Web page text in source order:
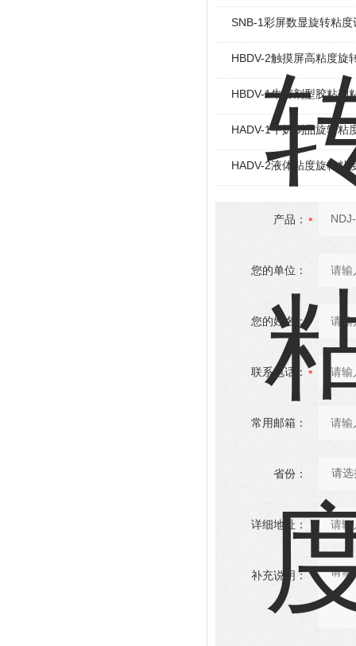
SNB-1彩屏数显旋转粘度
HBDV-2触摸屏高粘度旋
HBDV-1牛溶剂型胶粘剂
HADV-1牛奶制品旋转粘
HADV-2液体粘度旋转粘
产品：
您的单位：
您的姓名：
联系电话：
常用邮箱：
省份：
详细地址：
补充说明：